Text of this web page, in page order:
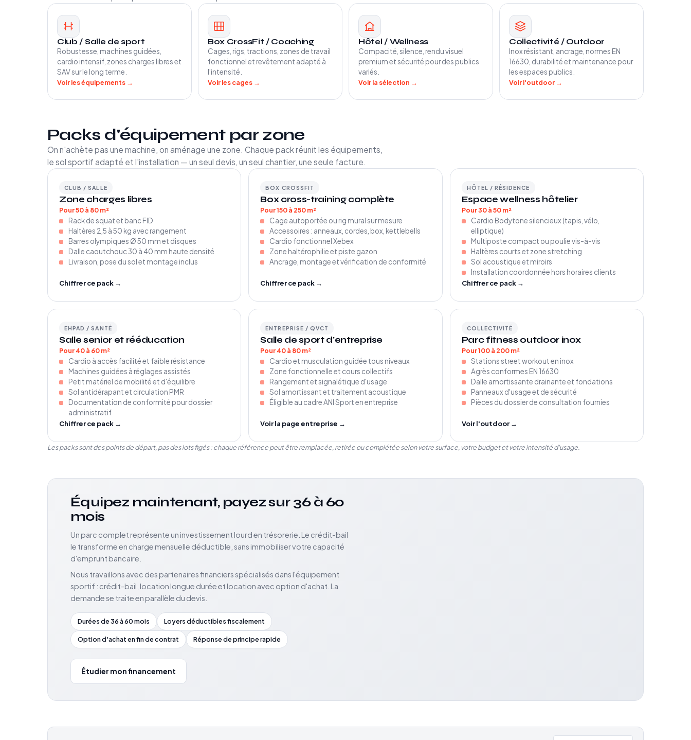
Club / Salle de sport
Robustesse, machines guidées,
cardio intensif, zones charges libres et
SAV sur le long terme.
Voir les équipements →
Box CrossFit / Coaching
Cages, rigs, tractions, zones de travail
fonctionnel et revêtement adapté à
l'intensité.
Voir les cages →
Hôtel / Wellness
Compacité, silence, rendu visuel
premium et sécurité pour des publics
variés.
Voir la sélection →
Collectivité / Outdoor
Inox résistant, ancrage, normes EN
16630, durabilité et maintenance pour
les espaces publics.
Voir l'outdoor →
Packs d'équipement par zone
On n'achète pas une machine, on aménage une zone. Chaque pack réunit les équipements,
le sol sportif adapté et l'installation — un seul devis, un seul chantier, une seule facture.
CLUB / SALLE
Zone charges libres
Pour 50 à 80 m²
Rack de squat et banc FID
Haltères 2,5 à 50 kg avec rangement
Barres olympiques Ø 50 mm et disques
Dalle caoutchouc 30 à 40 mm haute densité
Livraison, pose du sol et montage inclus
Chiffrer ce pack →
BOX CROSSFIT
Box cross-training complète
Pour 150 à 250 m²
Cage autoportée ou rig mural sur mesure
Accessoires : anneaux, cordes, box, kettlebells
Cardio fonctionnel Xebex
Zone haltérophilie et piste gazon
Ancrage, montage et vérification de conformité
Chiffrer ce pack →
HÔTEL / RÉSIDENCE
Espace wellness hôtelier
Pour 30 à 50 m²
Cardio Bodytone silencieux (tapis, vélo,
elliptique)
Multiposte compact ou poulie vis-à-vis
Haltères courts et zone stretching
Sol acoustique et miroirs
Installation coordonnée hors horaires clients
Chiffrer ce pack →
EHPAD / SANTÉ
Salle senior et rééducation
Pour 40 à 60 m²
Cardio à accès facilité et faible résistance
Machines guidées à réglages assistés
Petit matériel de mobilité et d'équilibre
Sol antidérapant et circulation PMR
Documentation de conformité pour dossier
administratif
Chiffrer ce pack →
ENTREPRISE / QVCT
Salle de sport d'entreprise
Pour 40 à 80 m²
Cardio et musculation guidée tous niveaux
Zone fonctionnelle et cours collectifs
Rangement et signalétique d'usage
Sol amortissant et traitement acoustique
Éligible au cadre ANI Sport en entreprise
Voir la page entreprise →
COLLECTIVITÉ
Parc fitness outdoor inox
Pour 100 à 200 m²
Stations street workout en inox
Agrès conformes EN 16630
Dalle amortissante drainante et fondations
Panneaux d'usage et de sécurité
Pièces du dossier de consultation fournies
Voir l'outdoor →
Les packs sont des points de départ, pas des lots figés : chaque référence peut être remplacée, retirée ou complétée selon votre surface, votre budget et votre intensité d'usage.
Équipez maintenant, payez sur 36 à 60
mois
Un parc complet représente un investissement lourd en trésorerie. Le crédit-bail
le transforme en charge mensuelle déductible, sans immobiliser votre capacité
d'emprunt bancaire.
Nous travaillons avec des partenaires financiers spécialisés dans l'équipement
sportif : crédit-bail, location longue durée et location avec option d'achat. La
demande se traite en parallèle du devis.
Durées de 36 à 60 mois Loyers déductibles fiscalement
Option d'achat en fin de contrat Réponse de principe rapide
Étudier mon financement